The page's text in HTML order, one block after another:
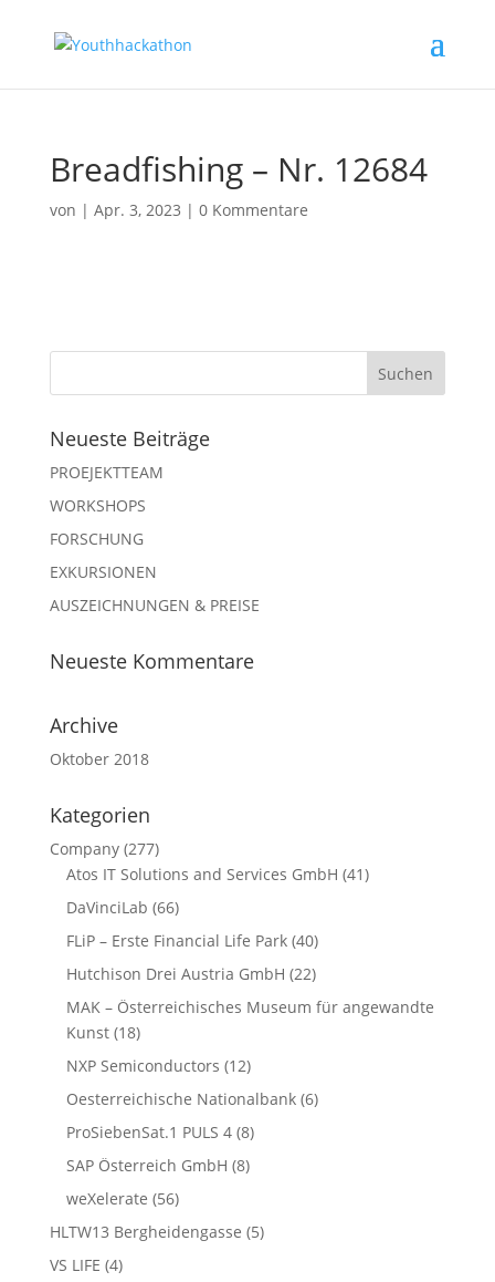
Breadfishing – Nr. 12684
von | Apr. 3, 2023 | 0 Kommentare
Neueste Beiträge
PROEJEKTTEAM
WORKSHOPS
FORSCHUNG
EXKURSIONEN
AUSZEICHNUNGEN & PREISE
Neueste Kommentare
Archive
Oktober 2018
Kategorien
Company(277)
Atos IT Solutions and Services GmbH (41)
DaVinciLab (66)
FLiP – Erste Financial Life Park(40)
Hutchison Drei Austria GmbH (22)
MAK – Österreichisches Museum für angewandte
Kunst(18)
NXP Semiconductors (12)
Oesterreichische Nationalbank(6)
ProSiebenSat.1 PULS 4(8)
SAP Österreich GmbH (8)
weXelerate (56)
HLTW13 Bergheidengasse (5)
VS LIFE (4)